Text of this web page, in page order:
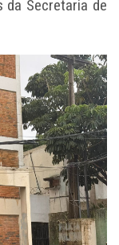
Secretaria de